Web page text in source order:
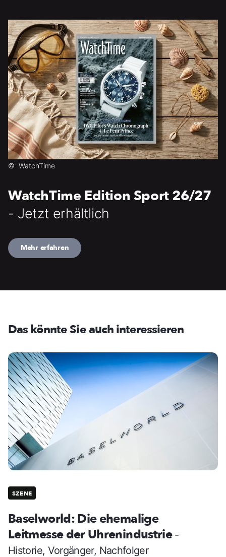
© WatchTime
WatchTime Edition Sport 26/27
- Jetzt erhältlich
Mehr erfahren
Das könnte Sie auch interessieren
SZENE
Baselworld: Die ehemalige
Leitmesse der Uhrenindustrie -
Historie, Vorgänger, Nachfolger